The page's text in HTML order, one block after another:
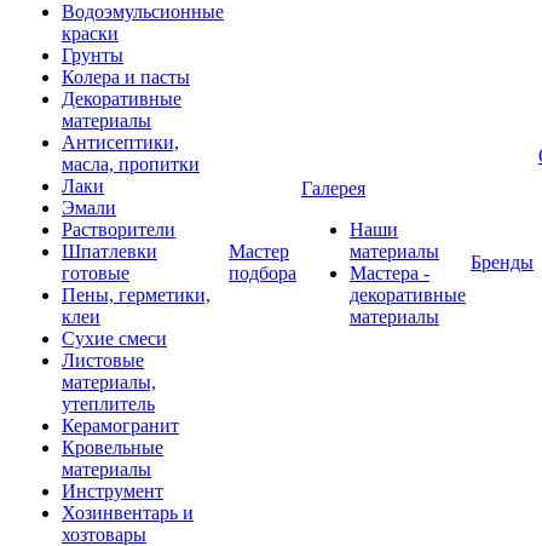
Водоэмульсионные
краски
Грунты
Колера и пасты
Декоративные
материалы
Антисептики,
масла, пропитки
Лаки
Эмали
Растворители
Шпатлевки
готовые
Пены, герметики,
клеи
Сухие смеси
Листовые
материалы,
утеплитель
Керамогранит
Кровельные
материалы
Инструмент
Хозинвентарь и
хозтовары
Мастер
подбора
Галерея
Наши
материалы
Мастера -
декоративные
материалы
Бренды